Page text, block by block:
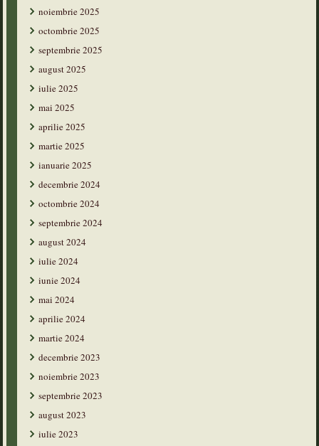
noiembrie 2025
octombrie 2025
septembrie 2025
august 2025
iulie 2025
mai 2025
aprilie 2025
martie 2025
ianuarie 2025
decembrie 2024
octombrie 2024
septembrie 2024
august 2024
iulie 2024
iunie 2024
mai 2024
aprilie 2024
martie 2024
decembrie 2023
noiembrie 2023
septembrie 2023
august 2023
iulie 2023